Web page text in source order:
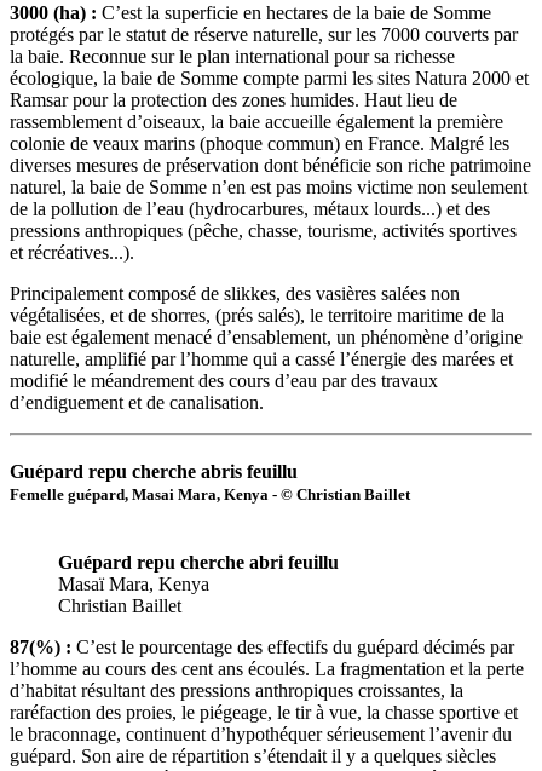
3000 (ha) : C’est la superficie en hectares de la baie de Somme
protégés par le statut de réserve naturelle, sur les 7000 couverts par
la baie. Reconnue sur le plan international pour sa richesse
écologique, la baie de Somme compte parmi les sites Natura 2000 et
Ramsar pour la protection des zones humides. Haut lieu de
rassemblement d’oiseaux, la baie accueille également la première
colonie de veaux marins (phoque commun) en France. Malgré les
diverses mesures de préservation dont bénéficie son riche patrimoine
naturel, la baie de Somme n’en est pas moins victime non seulement
de la pollution de l’eau (hydrocarbures, métaux lourds...) et des
pressions anthropiques (pêche, chasse, tourisme, activités sportives
et récréatives...).
Principalement composé de slikkes, des vasières salées non
végétalisées, et de shorres, (prés salés), le territoire maritime de la
baie est également menacé d’ensablement, un phénomène d’origine
naturelle, amplifié par l’homme qui a cassé l’énergie des marées et
modifié le méandrement des cours d’eau par des travaux
d’endiguement et de canalisation.
Guépard repu cherche abris feuillu
Femelle guépard, Masai Mara, Kenya - © Christian Baillet
Guépard repu cherche abri feuillu
Masaï Mara, Kenya
Christian Baillet
87(%) : C’est le pourcentage des effectifs du guépard décimés par
l’homme au cours des cent ans écoulés. La fragmentation et la perte
d’habitat résultant des pressions anthropiques croissantes, la
raréfaction des proies, le piégeage, le tir à vue, la chasse sportive et
le braconnage, continuent d’hypothéquer sérieusement l’avenir du
guépard. Son aire de répartition s’étendait il y a quelques siècles